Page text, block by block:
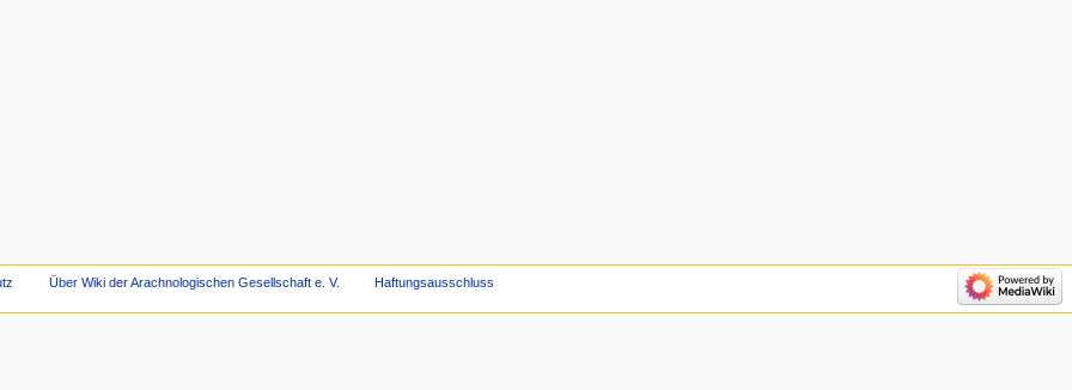
Über Wiki der Arachnologischen Gesellschaft e. V. Haftungsausschluss